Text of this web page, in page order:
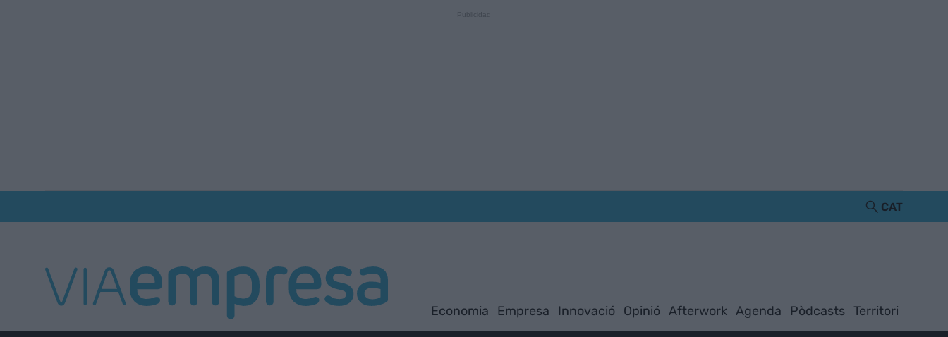
CAT
Economia Empresa Innovació Opinió Afterwork Agenda Pòdcasts Territori